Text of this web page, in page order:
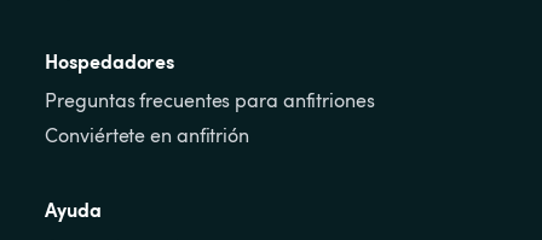
Hospedadores
Preguntas frecuentes para anfitriones
Conviértete en anfitrión
Ayuda